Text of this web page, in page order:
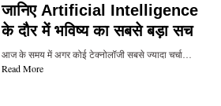
जानिए Artificial Intelligence
के दौर में भविष्य का सबसे बड़ा सच
आज के समय में अगर कोई टेक्नोलॉजी सबसे ज्यादा चर्चा…
Read More